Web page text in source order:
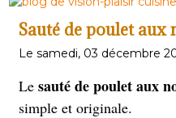
Sauté de poulet aux
Le samedi, 03 décembre
Le sauté de poulet aux
simple et originale.